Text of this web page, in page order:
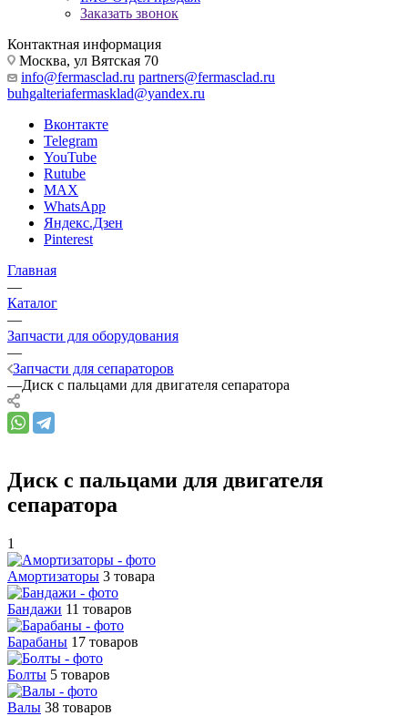
Заказать звонок
Контактная информация
Москва, ул Вятская 70
info@fermasclad.ru partners@fermasclad.ru
buhgalteriafermasklad@yandex.ru
Вконтакте
Telegram
YouTube
Rutube
MAX
WhatsApp
Яндекс.Дзен
Pinterest
Главная
—
Каталог
—
Запчасти для оборудования
—
Запчасти для сепараторов
—Диск с пальцами для двигателя сепаратора
Диск с пальцами для двигателя
сепаратора
1
Амортизаторы 3 товара
Бандажи 11 товаров
Барабаны 17 товаров
Болты 5 товаров
Валы 38 товаров